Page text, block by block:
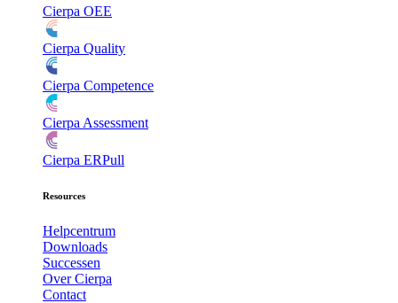
Cierpa OEE
Cierpa Quality
Cierpa Competence
Cierpa Assessment
Cierpa ERPull
Resources
Helpcentrum
Downloads
Successen
Over Cierpa
Contact